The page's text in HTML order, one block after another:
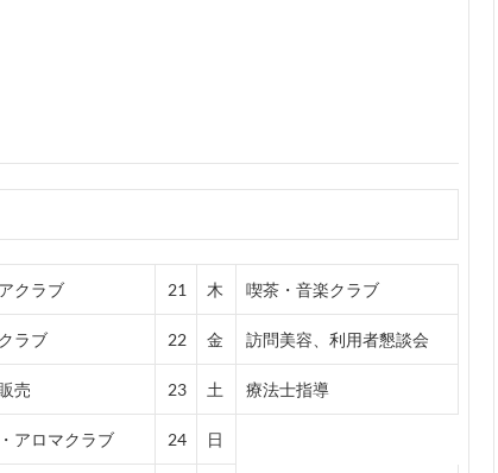
クラブ 21 木 喫茶・音楽クラブ
ラブ 22 金 訪問美容、利用者懇談会
売 23 土 療法士指導
アロマクラブ 24 日